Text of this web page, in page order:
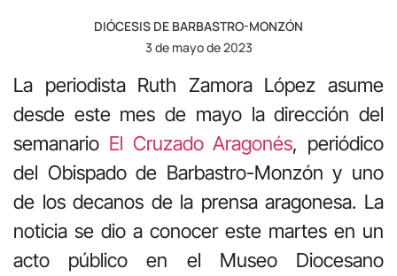
DIÓCESIS DE BARBASTRO-MONZÓN
3 de mayo de 2023
La periodista Ruth Zamora López asume
desde este mes de mayo la dirección del
semanario El Cruzado Aragonés, periódico
del Obispado de Barbastro-Monzón y uno
de los decanos de la prensa aragonesa. La
noticia se dio a conocer este martes en un
acto público en el Museo Diocesano